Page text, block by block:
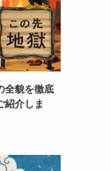
全貌を徹底
紹介しま